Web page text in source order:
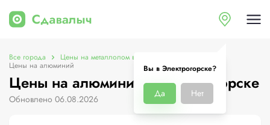
Вы в Электрогорске?
Да Нет
Все города Цены на металлолом в Электрогорске
Цены на алюминий
Цены на алюминий в Электрогорске
Обновлено 06.08.2026